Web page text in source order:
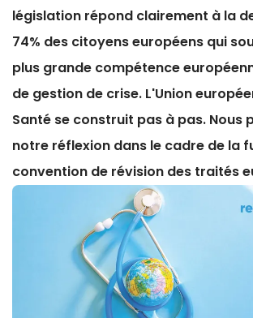
législation répond clairement à la
74% des citoyens européens qui
plus grande compétence
de gestion de crise. L'Union
Santé se construit pas à pas. Nous
notre réflexion dans le cadre de la
convention de révision des traités